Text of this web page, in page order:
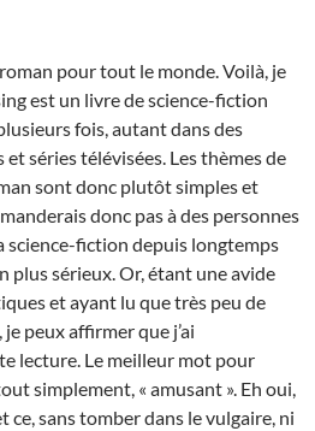
pour tout le monde. Voilà, je
est un livre de science-fiction
fois, autant dans des
séries télévisées. Les thèmes de
sont donc plutôt simples et
donc pas à des personnes
science-fiction depuis longtemps
plus sérieux. Or, étant une avide
et ayant lu que très peu de
peux affirmer que j’ai
lecture. Le meilleur mot pour
simplement, « amusant ». Eh oui,
ce, sans tomber dans le vulgaire, ni